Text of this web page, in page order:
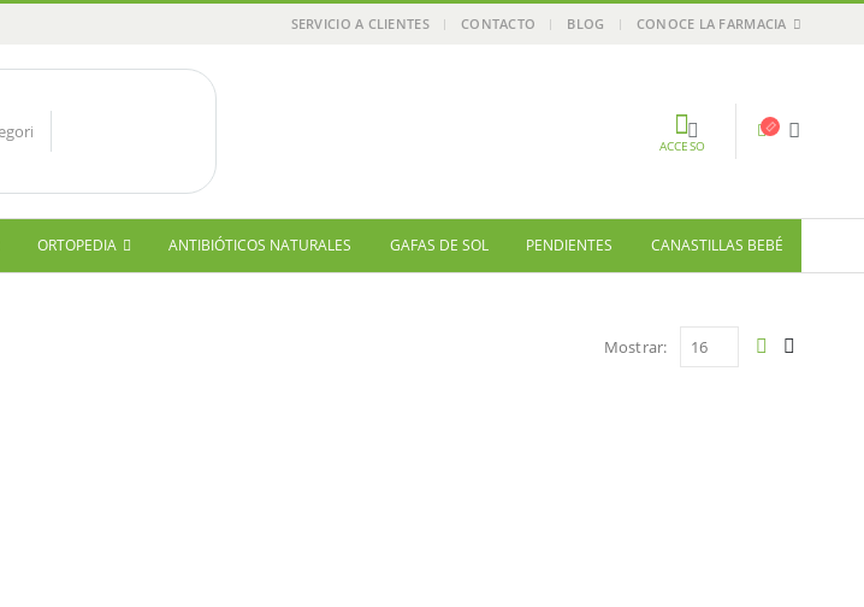
SERVICIO A CLIENTES CONTACTO BLOG CONOCE LA FARMACIA
ACCESO
ORTOPEDIA ANTIBIÓTICOS NATURALES GAFAS DE SOL PENDIENTES CANASTILLAS BEBÉ
Mostrar: